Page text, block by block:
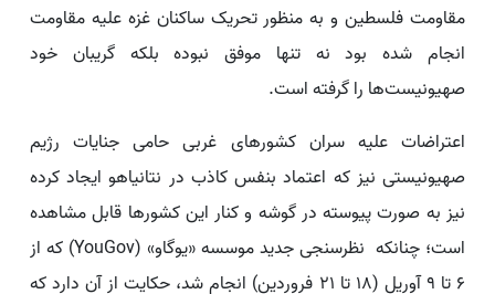
مقاومت فلسطین و به منظور تحریک ساکنان غزه علیه مقاومت
انجام شده بود نه تنها موفق نبوده بلکه گریبان‌ خود
صهیونیست‌ها را گرفته است.
اعتراضات علیه سران کشورهای غربی حامی جنایات رژیم
صهیونیستی نیز که اعتماد بنفس کاذب در نتانیاهو ایجاد کرده
نیز به صورت پیوسته در گوشه و کنار این کشورها قابل مشاهده
است؛ چنانکه نظرسنجی جدید موسسه «یوگاو» (YouGov) که از
۶ تا ۹ آوریل (۱۸ تا ۲۱ فروردین) انجام شد، حکایت از آن دارد که